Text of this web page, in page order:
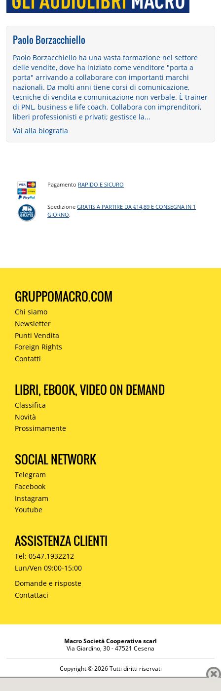
Paolo Borzacchiello
Paolo Borzacchiello ha una vasta formazione nel settore
delle vendite, dove ha iniziato come venditore "porta a
porta" arrivando a collaborare con importanti marchi
nazionali. Da molti anni tiene corsi di comunicazione,
tecniche di vendita e comunicazione non verbale. È trainer
di PNL, business e life coach. Collabora con imprenditori,
liberi professionisti e privati; gestisce la...
Vai alla biografia
Pagamento RAPIDO E SICURO
SpedizioneGRATIS A PARTIRE DA €14,89 E CONSEGNA IN 1
GIORNO.
GRUPPOMACRO.COM
Chi siamo
Newsletter
Punti Vendita
Foreign Rights
Contatti
LIBRI, EBOOK, VIDEO ON DEMAND
Classifica
Novità
Prossimamente
SOCIAL NETWORK
Telegram
Facebook
Instagram
Youtube
ASSISTENZA CLIENTI
Tel: 0547.1932212
Lun/Ven 09:00-15:00
Domande e risposte
Contattaci
Macro Società Cooperativa scarl
Via Giardino, 30 - 47521 Cesena
Copyright © 2026 Tutti diritti riservati